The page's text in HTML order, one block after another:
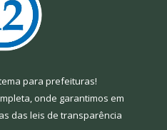
para prefeituras!
onde garantimos em
das leis de transparência